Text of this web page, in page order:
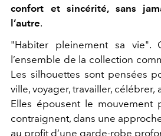
confort et sincérité, sans
l’autre.
"Habiter pleinement sa vie".
l’ensemble de la collection
Les silhouettes sont pensées
ville, voyager, travailler, célébrer,
Elles épousent le mouvement
contraignent, dans une
au profit d’une garde-robe